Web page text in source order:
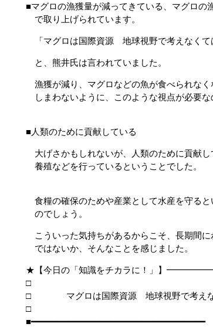
■マグロの漁獲量が減ってきている、マグロの
で取り上げられています。
「マグロは国際資源 地球視野で考えなくて
と、熊井氏は言われていました。
漁獲が減り、マグロなどの魚が食べられなく
しまわないように、このような視点が必要な
■人類のために貢献している
大げさかもしれないが、人類のために貢献し
養殖などを行っているということでした。
食糧の確保のためや産業として水産を守ると
のでしょう。
こういった気持ちがあるからこそ、長期間
ではないか、そんなことを感じました。
★【今日の「知識をチカラに！」】
□ マグロは国際資源 地球視野で考えな
■━━━━━━━━━━━━━━━━━━━━━━━━━━━━━━━━━